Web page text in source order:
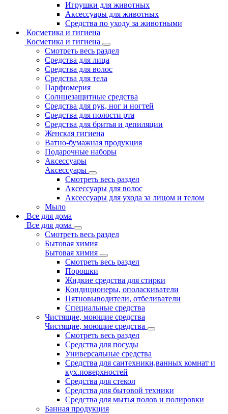
Игрушки для животных
Аксессуары для животных
Средства по уходу за животными
Косметика и гигиена
Косметика и гигиена
Смотреть весь раздел
Средства для лица
Средства для волос
Средства для тела
Парфюмерия
Солнцезащитные средства
Средства для рук, ног и ногтей
Средства для полости рта
Средства для бритья и депиляции
Женская гигиена
Ватно-бумажная продукция
Подарочные наборы
Аксессуары
Аксессуары
Смотреть весь раздел
Аксессуары для волос
Аксессуары для ухода за лицом и телом
Мыло
Все для дома
Все для дома
Смотреть весь раздел
Бытовая химия
Бытовая химия
Смотреть весь раздел
Порошки
Жидкие средства для стирки
Кондиционеры, ополаскиватели
Пятновыводители, отбеливатели
Специальные средства
Чистящие, моющие средства
Чистящие, моющие средства
Смотреть весь раздел
Средства для посуды
Универсальные средства
Средства для сантехники,ванных комнат и
кух.поверхностей
Средства для стекол
Средства для бытовой техники
Средства для мытья полов и полировки
Банная продукция